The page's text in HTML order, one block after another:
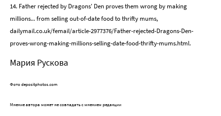
14. Father rejected by Dragons' Den proves them wrong by making
millions... from selling out-of-date food to thrifty mums,
dailymail.co.uk/femail/article-2977376/Father-rejected-Dragons-Den-
proves-wrong-making-millions-selling-date-food-thrifty-mums.html.
Мария Рускова
Фото depositphotos.com
Мнение автора может не совпадать с мнением редакции